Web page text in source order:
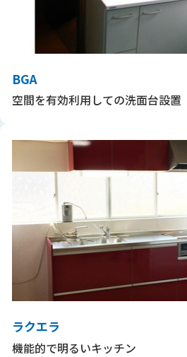
BGA
空間を有効利用しての洗面台設置
ラクエラ
機能的で明るいキッチン